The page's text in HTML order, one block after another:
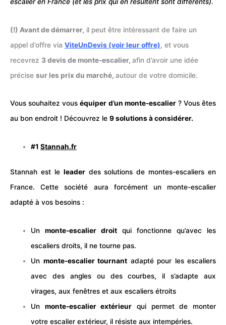
escalier en France (et les prix qui en résultent sont différents).
(!) Avant de démarrer, il peut être intéressant de faire un
appel d’offre via ViteUnDevis (voir leur offre), et vous
recevrez 3 devis de monte-escalier, afin d’avoir une idée
précise sur les prix du marché, autour de votre domicile.
Vous souhaitez vouséquiper d’un monte-escalier? Vous êtes
au bon endroit ! Découvrez le 9 solutions à considérer.
#1Stannah.fr
Stannah est le leaderdes solutions de montes-escaliers en
France. Cette société aura forcément un monte-escalier
adapté à vos besoins :
Unmonte-escalier droit qui fonctionne qu’avec les
escaliers droits, il ne tourne pas.
Un monte-escalier tournant adapté pour les escaliers
avec des angles ou des courbes, il s’adapte aux
virages, auxfenêtres et aux escaliers étroits
Un monte-escalier extérieur qui permet de monter
votre escalier extérieur, il résiste aux intempéries.